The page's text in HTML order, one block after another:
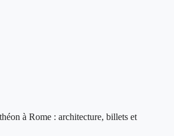
à Rome : architecture, billets et